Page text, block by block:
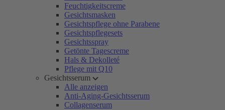
Feuchtigkeitscreme
Gesichtsmasken
Gesichtspflege ohne Parabene
Gesichtspflegesets
Gesichtsspray
Getönte Tagescreme
Hals & Dekolleté
Pflege mit Q10
Gesichtsserum
Alle anzeigen
Anti-Aging-Gesichtsserum
Collagenserum